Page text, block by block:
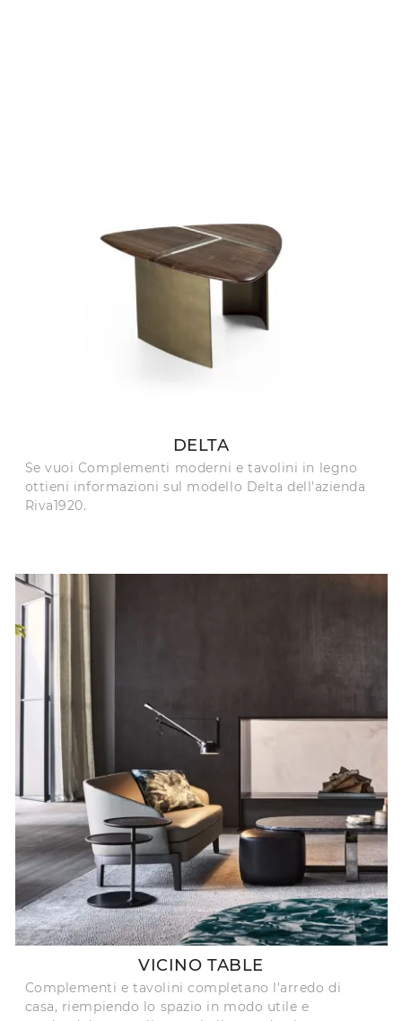
DELTA
Se vuoi Complementi moderni e tavolini in legno
ottieni informazioni sul modello Delta dell'azienda
Riva1920.
VICINO TABLE
Complementi e tavolini completano l'arredo di
casa, riempiendo lo spazio in modo utile e